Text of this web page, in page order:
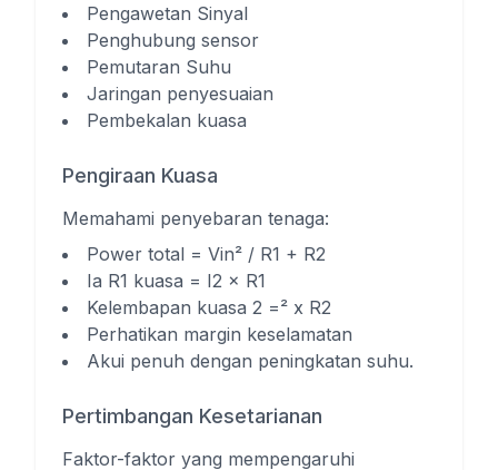
Pengawetan Sinyal
Penghubung sensor
Pemutaran Suhu
Jaringan penyesuaian
Pembekalan kuasa
Pengiraan Kuasa
Memahami penyebaran tenaga:
Power total = Vin² / R1 + R2
Ia R1 kuasa = I2 × R1
Kelembapan kuasa 2 =² x R2
Perhatikan margin keselamatan
Akui penuh dengan peningkatan suhu.
Pertimbangan Kesetarianan
Faktor-faktor yang mempengaruhi